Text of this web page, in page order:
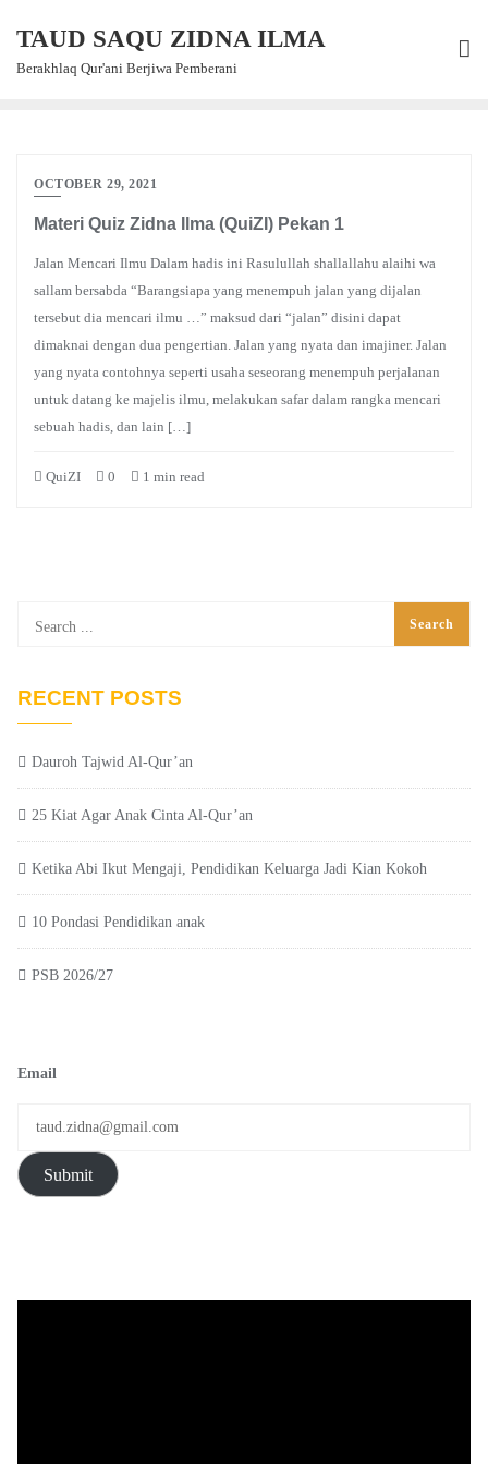
content
TAUD SAQU ZIDNA ILMA
Berakhlaq Qur'ani Berjiwa Pemberani
OCTOBER 29, 2021
Materi Quiz Zidna Ilma (QuiZI) Pekan 1
Jalan Mencari Ilmu Dalam hadis ini Rasulullah shallallahu alaihi wa
sallam bersabda “Barangsiapa yang menempuh jalan yang dijalan
tersebut dia mencari ilmu …” maksud dari “jalan” disini dapat
dimaknai dengan dua pengertian. Jalan yang nyata dan imajiner. Jalan
yang nyata contohnya seperti usaha seseorang menempuh perjalanan
untuk datang ke majelis ilmu, melakukan safar dalam rangka mencari
sebuah hadis, dan lain […]
QuiZI 0 1 min read
RECENT POSTS
Dauroh Tajwid Al-Qur’an
25 Kiat Agar Anak Cinta Al-Qur’an
Ketika Abi Ikut Mengaji, Pendidikan Keluarga Jadi Kian Kokoh
10 Pondasi Pendidikan anak
PSB 2026/27
Email
Submit